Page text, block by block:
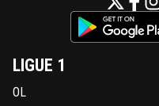
LIGUE 1
OL